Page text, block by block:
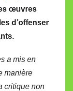
œuvres
d’offenser
a mis en
manière
critique non